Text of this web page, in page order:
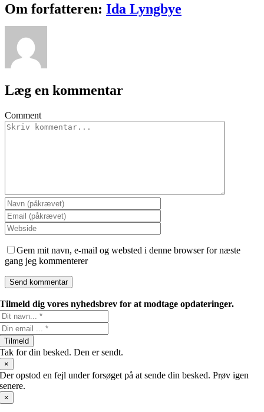
Om forfatteren: Ida Lyngbye
Læg en kommentar
Comment
Gem mit navn, e-mail og websted i denne browser for næste
gang jeg kommenterer
Tilmeld dig vores nyhedsbrev for at modtage opdateringer.
Tilmeld
Tak for din besked. Den er sendt.
×
Der opstod en fejl under forsøget på at sende din besked. Prøv igen
senere.
×